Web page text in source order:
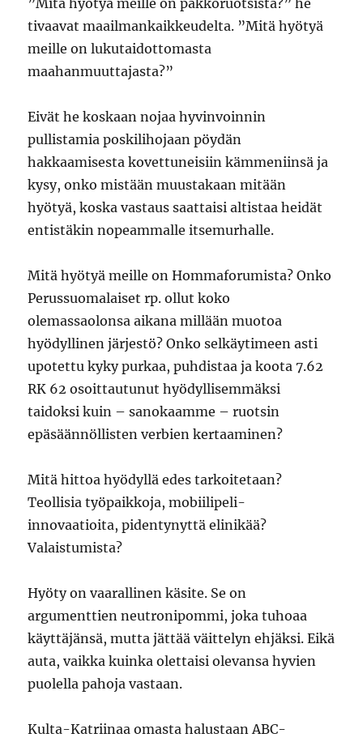
”Mitä hyötyä meille on pakkoruotsista?” he
tivaavat maailmankaikkeudelta. ”Mitä hyötyä
meille on lukutaidottomasta
maahanmuuttajasta?”
Eivät he koskaan nojaa hyvinvoinnin
pullistamia poskilihojaan pöydän
hakkaamisesta kovettuneisiin kämmeniinsä ja
kysy, onko mistään muustakaan mitään
hyötyä, koska vastaus saattaisi altistaa heidät
entistäkin nopeammalle itsemurhalle.
Mitä hyötyä meille on Hommaforumista? Onko
Perussuomalaiset rp. ollut koko
olemassaolonsa aikana millään muotoa
hyödyllinen järjestö? Onko selkäytimeen asti
upotettu kyky purkaa, puhdistaa ja koota 7.62
RK 62 osoittautunut hyödyllisemmäksi
taidoksi kuin – sanokaamme – ruotsin
epäsäännöllisten verbien kertaaminen?
Mitä hittoa hyödyllä edes tarkoitetaan?
Teollisia työpaikkoja, mobiilipeli-
innovaatioita, pidentynyttä elinikää?
Valaistumista?
Hyöty on vaarallinen käsite. Se on
argumenttien neutronipommi, joka tuhoaa
käyttäjänsä, mutta jättää väittelyn ehjäksi. Eikä
auta, vaikka kuinka olettaisi olevansa hyvien
puolella pahoja vastaan.
Kulta-Katriinaa omasta halustaan ABC-